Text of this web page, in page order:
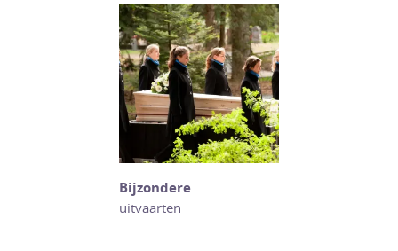
Bijzondere
uitvaarten